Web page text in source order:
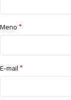
Meno*
E-mail*